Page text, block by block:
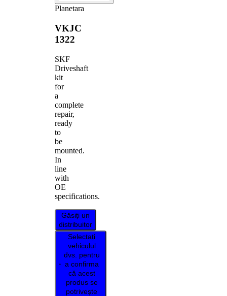
Planetara
VKJC
1322
SKF
Driveshaft
kit
for
a
complete
repair,
ready
to
be
mounted.
In
line
with
OE
specifications.
Găsiți un
distribuitor
Selectați
vehiculul
dvs. pentru
a confirma
că acest
produs se
potrivește